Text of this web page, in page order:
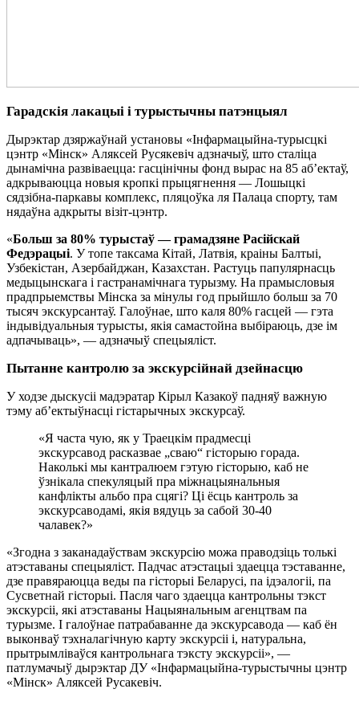
Гарадскія лакацыі і турыстычны патэнцыял
Дырэктар дзяржаўнай установы «Інфармацыйна-турысцкі
цэнтр «Мінск» Аляксей Русякевіч адзначыў, што сталіца
дынамічна развіваецца: гасцінічны фонд вырас на 85 аб’ектаў,
адкрываюцца новыя кропкі прыцягнення — Лошыцкі
сядзібна-паркавы комплекс, пляцоўка ля Палаца спорту, там
нядаўна адкрыты візіт-цэнтр.
«Больш за 80% турыстаў — грамадзяне Расійскай
Федэрацыі. У топе таксама Кітай, Латвія, краіны Балтыі,
Узбекістан, Азербайджан, Казахстан. Растуць папулярнасць
медыцынскага і гастранамічнага турызму. На прамысловыя
прадпрыемствы Мінска за мінулы год прыйшло больш за 70
тысяч экскурсантаў. Галоўнае, што каля 80% гасцей — гэта
індывідуальныя турысты, якія самастойна выбіраюць, дзе ім
адпачываць», — адзначыў спецыяліст.
Пытанне кантролю за экскурсійнай дзейнасцю
У ходзе дыскусіі мадэратар Кірыл Казакоў падняў важную
тэму аб’ектыўнасці гістарычных экскурсаў.
«Я часта чую, як у Траецкім прадмесці
экскурсавод расказвае „сваю“ гісторыю горада.
Наколькі мы кантралюем гэтую гісторыю, каб не
ўзнікала спекуляцый пра міжнацыянальныя
канфлікты альбо пра сцягі? Ці ёсць кантроль за
экскурсаводамі, якія вядуць за сабой 30-40
чалавек?»
«Згодна з заканадаўствам экскурсію можа праводзіць толькі
атэставаны спецыяліст. Падчас атэстацыі здаецца тэставанне,
дзе правяраюцца веды па гісторыі Беларусі, па ідэалогіі, па
Сусветнай гісторыі. Пасля чаго здаецца кантрольны тэкст
экскурсіі, які атэставаны Нацыянальным агенцтвам па
турызме. І галоўнае патрабаванне да экскурсавода — каб ён
выконваў тэхналагічную карту экскурсіі і, натуральна,
прытрымліваўся кантрольнага тэксту экскурсіі», —
патлумачыў дырэктар ДУ «Інфармацыйна-турыстычны цэнтр
«Мінск» Аляксей Русакевіч.